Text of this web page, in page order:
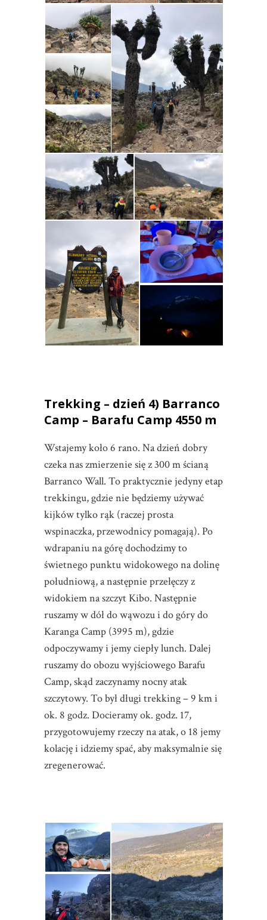
Trekking – dzień 4) Barranco
Camp – Barafu Camp 4550 m
Wstajemy koło 6 rano. Na dzień dobry
czeka nas zmierzenie się z 300 m ścianą
Barranco Wall. To praktycznie jedyny etap
trekkingu, gdzie nie będziemy używać
kijków tylko rąk (raczej prosta
wspinaczka, przewodnicy pomagają). Po
wdrapaniu na górę dochodzimy to
świetnego punktu widokowego na dolinę
południową, a następnie przełęczy z
widokiem na szczyt Kibo. Następnie
ruszamy w dół do wąwozu i do góry do
Karanga Camp (3995 m), gdzie
odpoczywamy i jemy ciepły lunch. Dalej
ruszamy do obozu wyjściowego Barafu
Camp, skąd zaczynamy nocny atak
szczytowy. To był długi trekking – 9 km i
ok. 8 godz. Docieramy ok. godz. 17,
przygotowujemy rzeczy na atak, o 18 jemy
kolację i idziemy spać, aby maksymalnie się
zregenerować.